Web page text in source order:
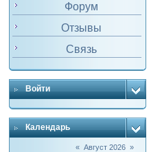
Форум
Отзывы
Связь
Войти
Календарь
« Август 2026 »